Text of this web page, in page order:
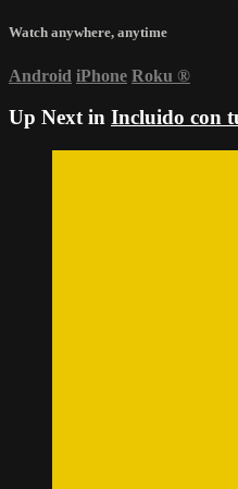
Watch anywhere, anytime
Android iPhone Roku ®
Up Next in Incluido con